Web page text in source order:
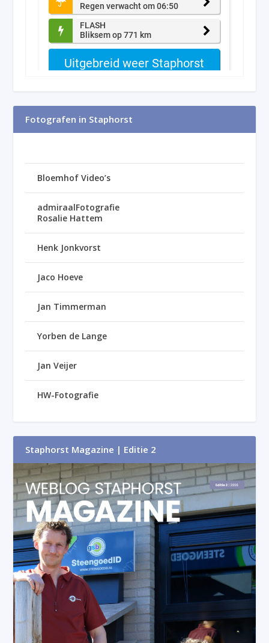
Fotografen in Staphorst
Bloemhof Video’s
admiraalFotografie
Rosalie Hattem
Henk Jonkvorst
Jaco Hoeve
Jan Timmerman
Yorben de Lange
Jan Veijer
HW-Fotografie
Staphorst Magazine | Editie 2